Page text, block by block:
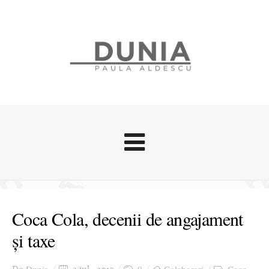
Stari afective
Zice Dunia
Cursuri povestite
Coca Cola, decenii de angajament
și taxe